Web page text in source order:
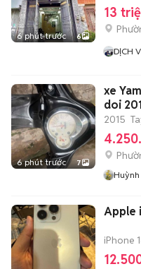
6 phút trước 6
13
DỊCH
6 phút trước 7
xe
doi
2015
Huỳnh
iPhone